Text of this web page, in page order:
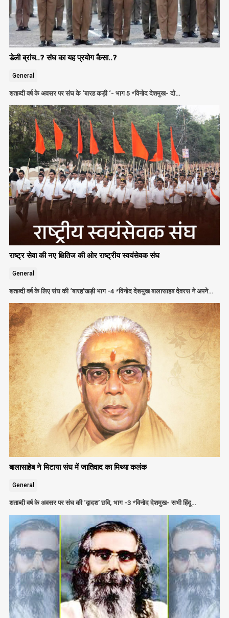
डेली ब्रांच..? संघ का यह प्रयोग कैसा..?
General
शताब्दी वर्ष के अवसर पर संघ के ‘बारह कड़ी ‘- भाग 5 *विनोद देशमुख- दो…
राष्ट्र सेवा की नए क्षितिज की ओर राष्ट्रीय स्वयंसेवक संघ
General
शताब्दी वर्ष के लिए संघ की ‘बारह’खड़ी भाग -4 *विनोद देशमुख बालासाहब देवरस ने अपने…
बालासाहेब ने मिटाया संघ में जातिवाद का मिथ्या कलंक
General
शताब्दी वर्ष के अवसर पर संघ की ‘द्वादश’ छवि, भाग -3 *विनोद देशमुख- सभी हिंदू…